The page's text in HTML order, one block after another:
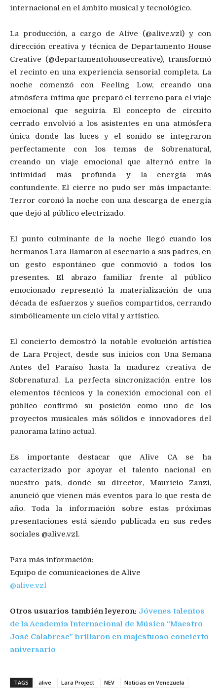
internacional en el ámbito musical y tecnológico.
La producción, a cargo de Alive (@alive.vzl) y con
dirección creativa y técnica de Departamento House
Creative (@departamentohousecreative), transformó
el recinto en una experiencia sensorial completa. La
noche comenzó con Feeling Low, creando una
atmósfera íntima que preparó el terreno para el viaje
emocional que seguiría. El concepto de circuito
cerrado envolvió a los asistentes en una atmósfera
única donde las luces y el sonido se integraron
perfectamente con los temas de Sobrenatural,
creando un viaje emocional que alternó entre la
intimidad más profunda y la energía más
contundente. El cierre no pudo ser más impactante:
Terror coronó la noche con una descarga de energía
que dejó al público electrizado.
El punto culminante de la noche llegó cuando los
hermanos Lara llamaron al escenario a sus padres, en
un gesto espontáneo que conmovió a todos los
presentes. El abrazo familiar frente al público
emocionado representó la materialización de una
década de esfuerzos y sueños compartidos, cerrando
simbólicamente un ciclo vital y artístico.
El concierto demostró la notable evolución artística
de Lara Project, desde sus inicios con Una Semana
Antes del Paraíso hasta la madurez creativa de
Sobrenatural. La perfecta sincronización entre los
elementos técnicos y la conexión emocional con el
público confirmó su posición como uno de los
proyectos musicales más sólidos e innovadores del
panorama latino actual.
Es importante destacar que Alive CA se ha
caracterizado por apoyar el talento nacional en
nuestro país, donde su director, Mauricio Zanzi,
anunció que vienen más eventos para lo que resta de
año. Toda la información sobre estas próximas
presentaciones está siendo publicada en sus redes
sociales @alive.vzl.
Para más información:
Equipo de comunicaciones de Alive
@alive.vzl
Otros usuarios también leyeron: Jóvenes talentos
de la Academia Internacional de Música “Maestro
José Calabrese” brillaron en majestuoso concierto
aniversario
TAGS alive Lara Project NEV Noticias en Venezuela